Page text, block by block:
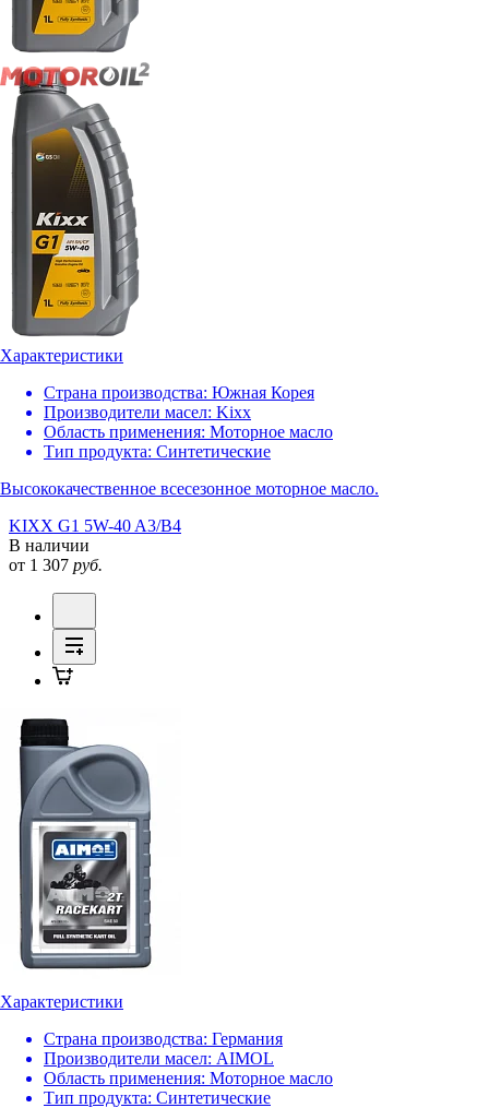
Характеристики
Страна производства: Южная Корея
Производители масел: Kixx
Область применения: Моторное масло
Тип продукта: Синтетические
Высококачественное всесезонное моторное масло.
KIXX G1 5W-40 A3/B4
В наличии
от 1 307 руб.
Характеристики
Страна производства: Германия
Производители масел: AIMOL
Область применения: Моторное масло
Тип продукта: Синтетические